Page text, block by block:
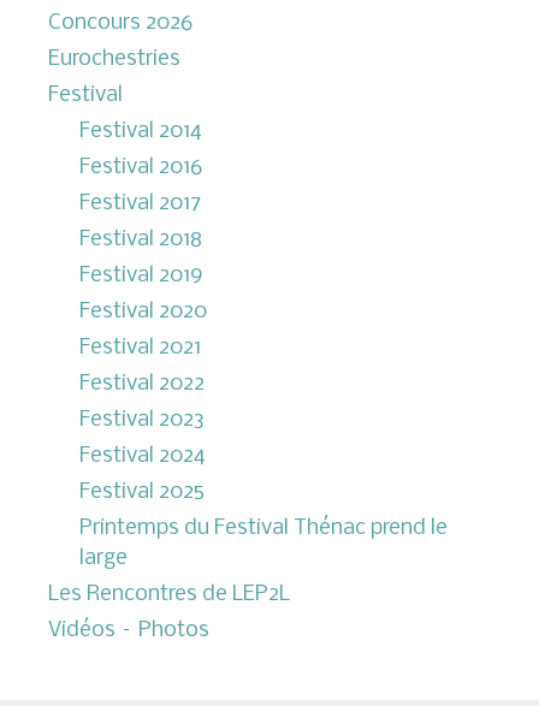
Concours 2026
Eurochestries
Festival
Festival 2014
Festival 2016
Festival 2017
Festival 2018
Festival 2019
Festival 2020
Festival 2021
Festival 2022
Festival 2023
Festival 2024
Festival 2025
Printemps du Festival Thénac prend le
large
Les Rencontres de LEP2L
Vidéos – Photos